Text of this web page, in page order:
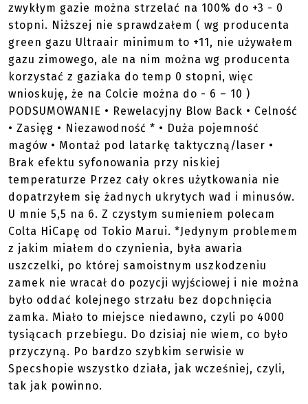
zwykłym gazie można strzelać na 100% do +3 - 0
stopni. Niższej nie sprawdzałem ( wg producenta
green gazu Ultraair minimum to +11, nie używałem
gazu zimowego, ale na nim można wg producenta
korzystać z gaziaka do temp 0 stopni, więc
wnioskuję, że na Colcie można do - 6 – 10 )
PODSUMOWANIE • Rewelacyjny Blow Back • Celność
• Zasięg • Niezawodność * • Duża pojemność
magów • Montaż pod latarkę taktyczną/laser •
Brak efektu syfonowania przy niskiej
temperaturze Przez cały okres użytkowania nie
dopatrzyłem się żadnych ukrytych wad i minusów.
U mnie 5,5 na 6. Z czystym sumieniem polecam
Colta HiCapę od Tokio Marui. *Jedynym problemem
z jakim miałem do czynienia, była awaria
uszczelki, po której samoistnym uszkodzeniu
zamek nie wracał do pozycji wyjściowej i nie można
było oddać kolejnego strzału bez dopchnięcia
zamka. Miało to miejsce niedawno, czyli po 4000
tysiącach przebiegu. Do dzisiaj nie wiem, co było
przyczyną. Po bardzo szybkim serwisie w
Specshopie wszystko działa, jak wcześniej, czyli,
tak jak powinno.